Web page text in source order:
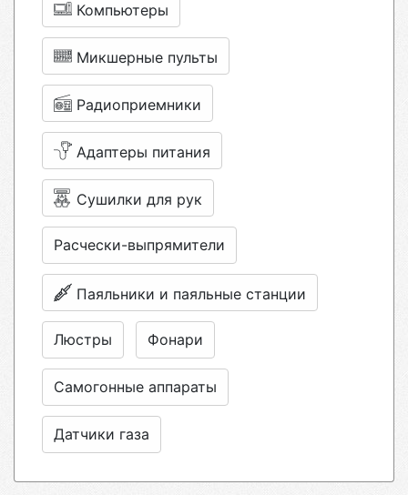
Компьютеры
Микшерные пульты
Радиоприемники
Адаптеры питания
Сушилки для рук
Расчески-выпрямители
Паяльники и паяльные станции
Люстры Фонари
Самогонные аппараты
Датчики газа